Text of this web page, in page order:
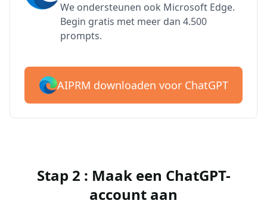
We ondersteunen ook Microsoft Edge.
Begin gratis met meer dan 4.500
prompts.
AIPRM downloaden voor ChatGPT
Stap 2 : Maak een ChatGPT-
account aan